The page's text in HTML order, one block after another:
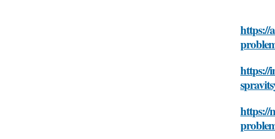
https://
https://
https://